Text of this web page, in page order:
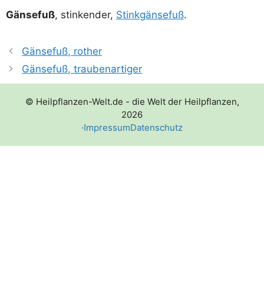
Gän­se­fuß, stin­ken­der, Stink­gän­se­fuß.
Gänsefuß, rother
Gänsefuß, traubenartiger
© Heilpflanzen-Welt.de - die Welt der Heilpflanzen,
2026
·ImpressumDatenschutz